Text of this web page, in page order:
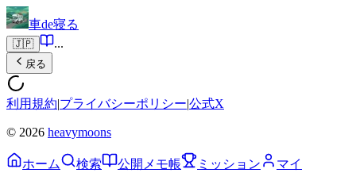
車de寝る
🇯🇵 ...
戻る
利用規約|プライバシーポリシー|公式X
© 2026 heavymoons
ホーム 検索 公開メモ帳 ミッション マイ